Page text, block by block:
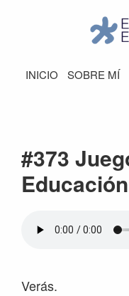
navegación
principal
barra
Valor
de
INICIO SOBRE MÍ
#373
Verás.